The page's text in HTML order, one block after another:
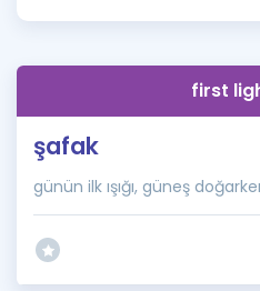
İngilizce Gramer
first
şafak
günün ilk ışığı, güneş